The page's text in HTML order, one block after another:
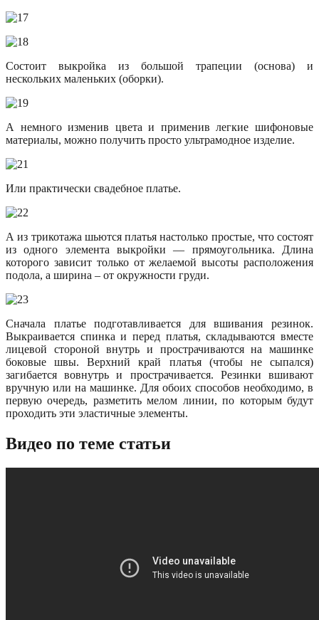
Состоит выкройка из большой трапеции (основа) и
нескольких маленьких (оборки).
А немного изменив цвета и применив легкие шифоновые
материалы, можно получить просто ультрамодное изделие.
Или практически свадебное платье.
А из трикотажа шьются платья настолько простые, что состоят
из одного элемента выкройки — прямоугольника. Длина
которого зависит только от желаемой высоты расположения
подола, а ширина – от окружности груди.
Сначала платье подготавливается для вшивания резинок.
Выкраивается спинка и перед платья, складываются вместе
лицевой стороной внутрь и прострачиваются на машинке
боковые швы. Верхний край платья (чтобы не сыпался)
загибается вовнутрь и прострачивается. Резинки вшивают
вручную или на машинке. Для обоих способов необходимо, в
первую очередь, разметить мелом линии, по которым будут
проходить эти эластичные элементы.
Видео по теме статьи